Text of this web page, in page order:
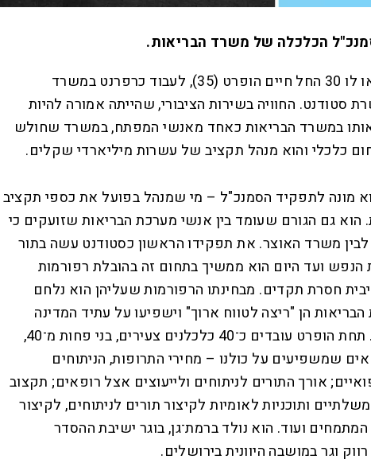
הכלכלה של משרד הבריאות.
עוד לפני שמלאו לו 30 החל חיים הופרט (35), לעבוד כרפרנט במשרד
סטודנט. החוויה בשירות הציבורי, שהייתה אמורה להיות
במשרד הבריאות כאחד מאנשי המפתח, במשרד שחולש
כלכלי והוא מנהל תקציב של עשרות מיליארדי שקלים.
2021 הוא מונה לתפקיד הסמנכ"ל – מי שמנהל בפועל את כספי תקציב
גם הגורם שעומד בין אנשי מערכת הבריאות שזועקים כי
משרד האוצר. את תפקידו הראשון כסטודנט עשה בתור
הנפש ועד היום הוא ממשיך בתחום זה בהובלת רפורמות
חסרת תקדים. מבחינתו הרפורמות שעליהן הוא נלחם
הן "ריצה לטווח ארוך" וישפיעו על עתיד המדינה
לאורך עשורים. תחת הופרט עובדים כ־40 כלכלנים צעירים, בני פחות מ־40,
שמשפיעים על כולנו – מחירי התרופות, הניתוחים
אורך התורים לניתוחים ולייעוצים אצל רופאים; תקצוב
ותוכניות לאומיות לקיצור תורים לניתוחים, לקיצור
ועוד. הוא נולד ברמת־גן, בוגר ישיבת ההסדר
וגר במושבה היוונית בירושלים.